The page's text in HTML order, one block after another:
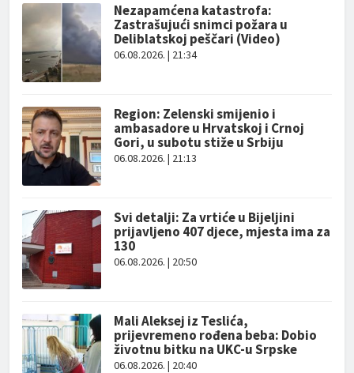
Nezapamćena katastrofa:
Zastrašujući snimci požara u
Deliblatskoj peščari (Video)
06.08.2026. | 21:34
Region: Zelenski smijenio i
ambasadore u Hrvatskoj i Crnoj
Gori, u subotu stiže u Srbiju
06.08.2026. | 21:13
Svi detalji: Za vrtiće u Bijeljini
prijavljeno 407 djece, mjesta ima za
130
06.08.2026. | 20:50
Mali Aleksej iz Teslića,
prijevremeno rođena beba: Dobio
životnu bitku na UKC-u Srpske
06.08.2026. | 20:40